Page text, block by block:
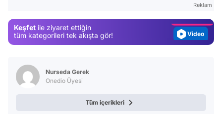
Reklam
Keşfet ile ziyaret ettiğin
tüm kategorileri tek akışta gör!
Video
Nurseda Gerek
Onedio Üyesi
Tüm içerikleri